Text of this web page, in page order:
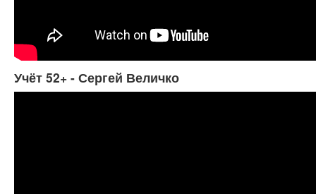
Учёт 52+ - Сергей Величко